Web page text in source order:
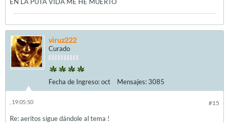
viruz222
Curado
Fecha de Ingreso:oct Mensajes:3085
#15
, 19:05:50
Re: aeritos sigue dándole al tema !